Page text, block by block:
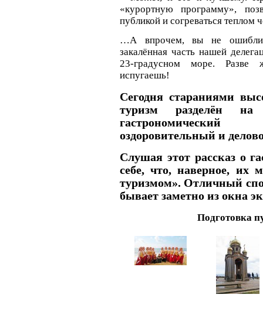
«курортную программу»,
публикой и согреваться теплом
…А впрочем, вы не
закалённая часть нашей
23-градусном море. Разве
испугаешь!
Сегодня стараниями
туризм разделён
оздоровительный и
Слушая этот рассказ о
себе, что, наверное, их
туризмом». Отличный
бывает заметно из окна
Подготовка